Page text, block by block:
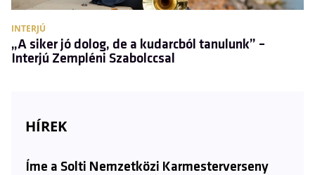
INTERJÚ
„A siker jó dolog, de a kudarcból tanulunk” –
Interjú Zempléni Szabolccsal
HÍREK
Íme a Solti Nemzetközi Karmesterverseny